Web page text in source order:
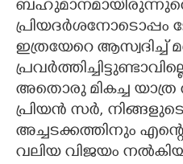
ഇത്രയേറെ ആസ്വദിച്ച്
അതൊരു മികച്ച യാത്ര
പ്രിയൻ സർ, നിങ്ങളുടെ
അച്ചടക്കത്തിനും
വലിയ വിജയം